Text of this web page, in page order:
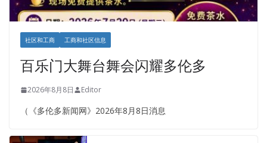
社区和工商 工商和社区信息
百乐门大舞台舞会闪耀多伦多
2026年8月8日 Editor
（《多伦多新闻网》2026年8月8日消息